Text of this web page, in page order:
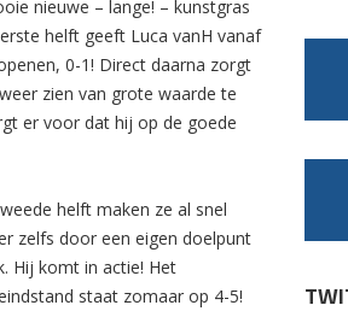
nieuwe – lange! – kunstgras
helft geeft Luca vanH vanaf
0-1! Direct daarna zorgt
zien van grote waarde te
er voor dat hij op de goede
helft maken ze al snel
zelfs door een eigen doelpunt
Hij komt in actie! Het
staat zomaar op 4-5!